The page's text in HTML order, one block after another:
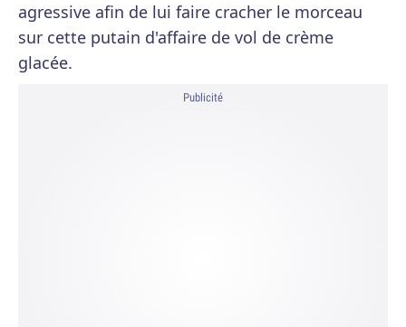
agressive afin de lui faire cracher le morceau
sur cette putain d'affaire de vol de crème
glacée.
Publicité